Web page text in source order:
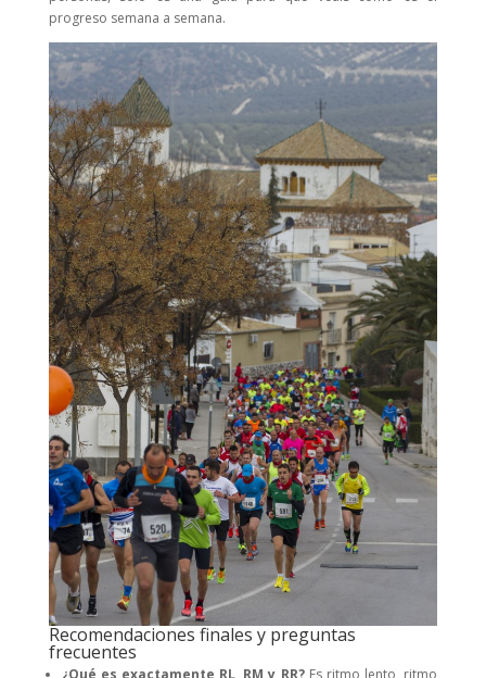
progreso semana a semana.
Recomendaciones finales y preguntas
frecuentes